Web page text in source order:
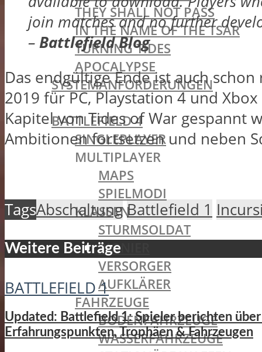
THEY SHALL NOT PASS
IN THE NAME OF THE TSAR
TURNING TIDES
APOCALYPSE
SYSTEMANFORDERUNGEN
BATTLEFIELD OLDIES
BATTLEFIELD 4
SINGLEPLAYER
MULTIPLAYER
MAPS
SPIELMODI
KLASSEN
STURMSOLDAT
PIONIER
VERSORGER
AUFKLÄRER
FAHRZEUGE
BODENFAHRZEUGE
WASSERFAHRZEUGE
join matches and no further
– Battlefield Blog
Das endgültige Ende ist auch
2019 für PC, Playstation 4 und
Kapitel von Tides of War gespannt
Ambitionen fortsetzen und neben
TagsAbschaltung Battlefield 1
Weitere Beiträge
BATTLEFIELD 1
Updated: Battlefield 1: Spieler berichten
Erfahrungspunkten, Trophäen & Fahrzeugen